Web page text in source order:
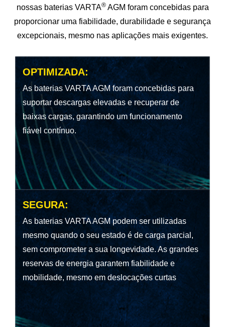
nossas baterias VARTA®AGM foram concebidas para
proporcionar uma fiabilidade, durabilidade e segurança
excepcionais, mesmo nas aplicações mais exigentes.
OPTIMIZADA:
As baterias VARTA AGM foram concebidas para
suportar descargas elevadas e recuperar de
baixas cargas, garantindo um funcionamento
fiável contínuo.
SEGURA:
As baterias VARTA AGM podem ser utilizadas
mesmo quando o seu estado é de carga parcial,
sem comprometer a sua longevidade. As grandes
reservas de energia garantem fiabilidade e
mobilidade, mesmo em deslocações curtas